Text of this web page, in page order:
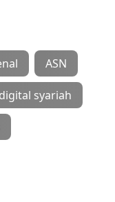
ASN
syariah